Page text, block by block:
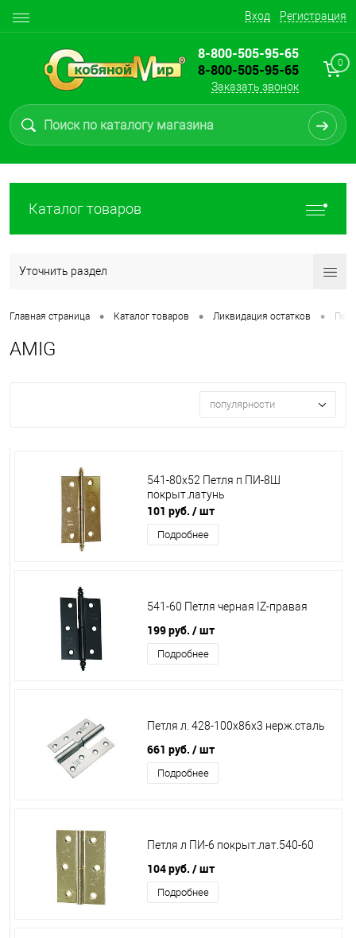
Вход Регистрация
8-800-505-95-65
8-800-505-95-65
Заказать звонок
0
Каталог товаров
Уточнить раздел
Главная страница • Каталог товаров • Ликвидация остатков •
AMIG
популярности
541-80х52 Петля п ПИ-8Ш
покрыт.латунь
101 руб. / шт
Подробнее
541-60 Петля черная IZ-правая
199 руб. / шт
Подробнее
Петля л. 428-100х86х3 нерж.сталь
661 руб. / шт
Подробнее
Петля л ПИ-6 покрыт.лат.540-60
104 руб. / шт
Подробнее